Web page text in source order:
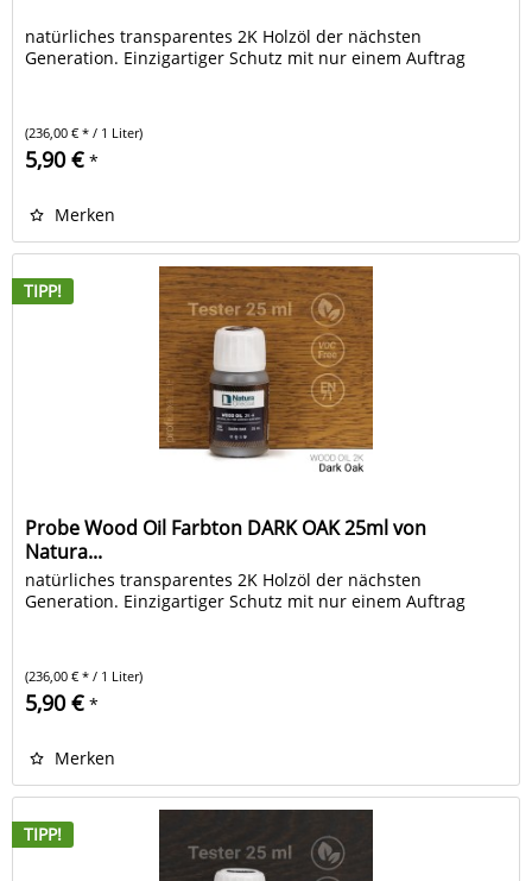
natürliches transparentes 2K Holzöl der nächsten
Generation. Einzigartiger Schutz mit nur einem Auftrag
(236,00 € * / 1 Liter)
5,90 € *
Merken
TIPP!
Probe Wood Oil Farbton DARK OAK 25ml von
Natura...
natürliches transparentes 2K Holzöl der nächsten
Generation. Einzigartiger Schutz mit nur einem Auftrag
(236,00 € * / 1 Liter)
5,90 € *
Merken
TIPP!